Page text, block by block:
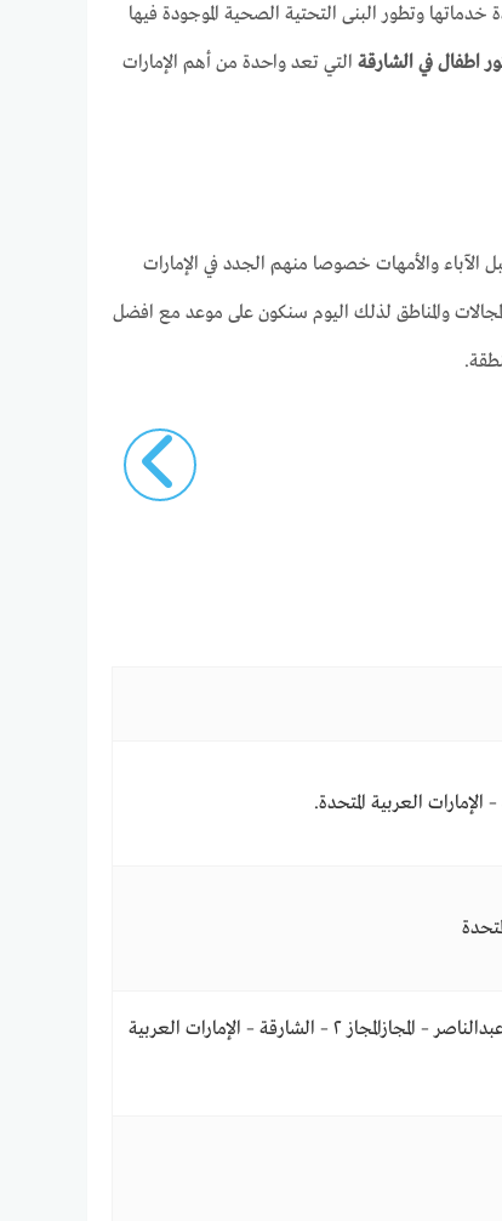
وتطور البنى التحتية الصحية الموجودة فيها
اطفال في الشارقة التي تعد واحدة من أهم الإمارات
والأمهات خصوصا منهم الجدد في الإمارات
والمناطق لذلك اليوم سنكون على موعد مع افضل
Behind Al Ittihad Pharmacy, Galilee Tower – 104 شارع جمال عبدالناصر – المجازالمجاز ٢ – الشارقة – الإمارات العربية